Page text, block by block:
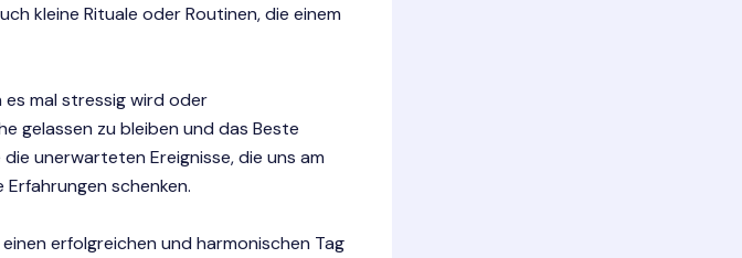
kleine Rituale oder Routinen, die einem
es mal stressig wird oder
gelassen zu bleiben und das Beste
unerwarteten Ereignisse, die uns am
schenken.
erfolgreichen und harmonischen Tag